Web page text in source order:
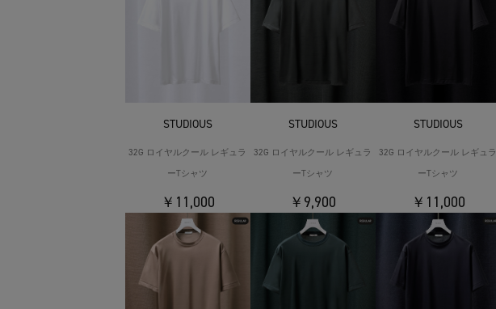
STUDIOUS
32G ロイヤルクール レギュラ
ーTシャツ
￥11,000
STUDIOUS
32G ロイヤルクール レギュラ
ーTシャツ
￥9,900
STUDIOUS
32G ロイヤルクール レギュラ
ーTシャツ
￥11,000